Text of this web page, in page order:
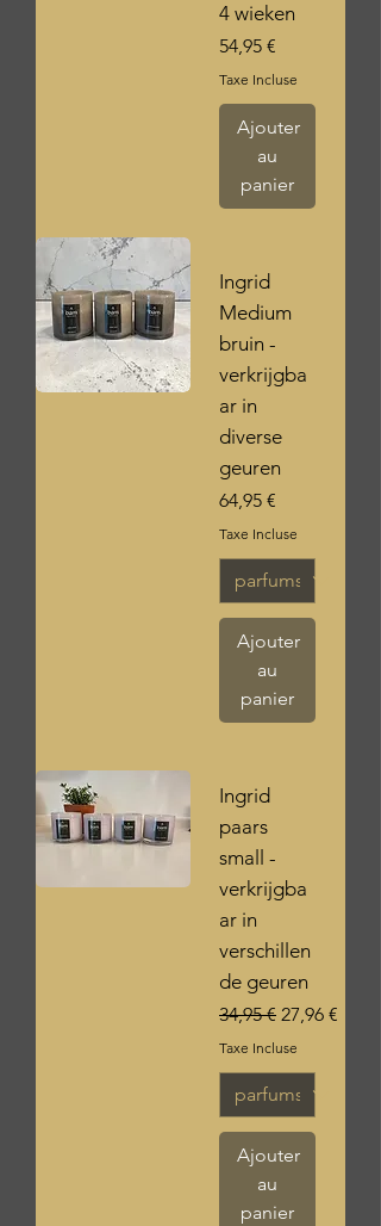
4 wieken
Prix
54,95 €
Taxe Incluse
Ajouter
au
panier
Ingrid
Medium
bruin -
verkrijgba
ar in
diverse
geuren
Prix
64,95 €
Taxe Incluse
Ajouter
au
panier
Ingrid
paars
small -
verkrijgba
ar in
verschillen
de geuren
Prix original
34,95 € Prix
27,96 €
Taxe Incluse
Ajouter
au
panier